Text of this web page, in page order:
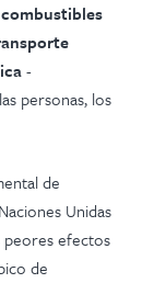
-
personas, los
de
Unidas
peores efectos
de